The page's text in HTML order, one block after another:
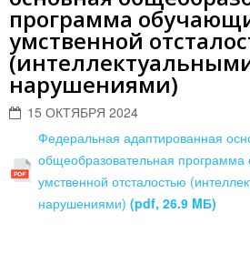
программа
умственной
нарушениями)
15 ОКТЯБРЯ 2024
Федеральная адаптированная
общеобразовательная
умственной отсталостью
нарушениями) (pdf, 26.9 MБ)